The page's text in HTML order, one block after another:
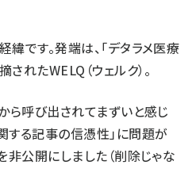
です。発端は、「デタラメ医療
れたWELQ（ウェルク）。
ら呼び出されてまずいと感じ
する記事の信憑性」に問題が
非公開にしました（削除じゃな